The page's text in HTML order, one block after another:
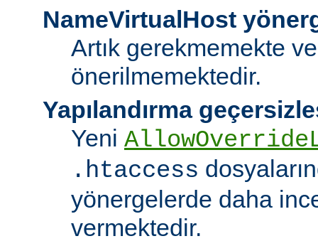
NameVirtualHost
Artık gerekmemekte ve
önerilmemektedir.
Yapılandırma
Yeni
.htaccess
yönergelerde daha
vermektedir.